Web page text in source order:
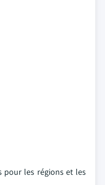
pour les régions et les